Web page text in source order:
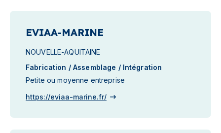
EVIAA-MARINE
NOUVELLE-AQUITAINE
Fabrication / Assemblage / Intégration
Petite ou moyenne entreprise
https://eviaa-marine.fr/